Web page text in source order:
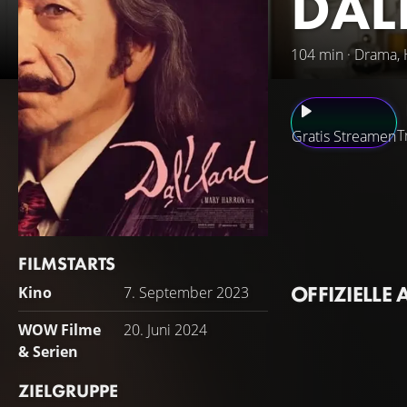
104 min · Drama,
FILMSTARTS
Kino
7. September 2023
WOW Filme
& Serien
20. Juni 2024
ZIELGRUPPE
Gratis Streamen
aufstrebenden
OFFIZIELLE